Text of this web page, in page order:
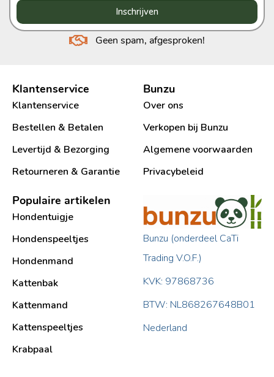
Inschrijven
Geen spam, afgesproken!
Klantenservice
Klantenservice
Bestellen & Betalen
Levertijd & Bezorging
Retourneren & Garantie
Bunzu
Over ons
Verkopen bij Bunzu
Algemene voorwaarden
Privacybeleid
Populaire artikelen
Hondentuigje
Hondenspeeltjes
Hondenmand
Kattenbak
Kattenmand
Kattenspeeltjes
Krabpaal​
Bunzu (onderdeel CaTi
Trading V.O.F.)
KVK: 97868736
BTW: NL868267648B01
Nederland